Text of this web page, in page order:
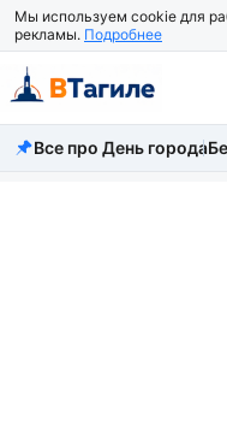
Мы используем cookie для
рекламы. Подробнее
Все новости
Все про День города